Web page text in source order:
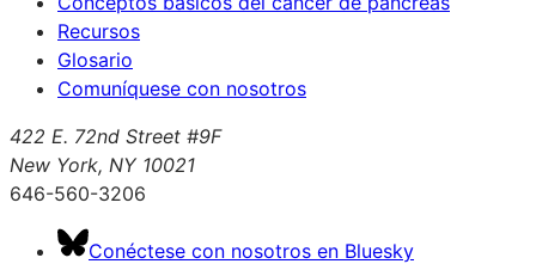
Recursos
Glosario
Comuníquese con nosotros
422 E. 72nd Street #9F
New York, NY 10021
646-560-3206
Conéctese con nosotros en Bluesky